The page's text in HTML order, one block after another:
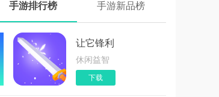
手游排行榜 手游新品榜
让它锋利
休闲益智
下载